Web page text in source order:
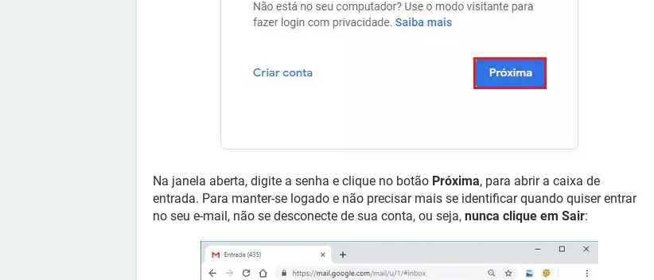
Na janela aberta, digite a senha e clique no botão Próxima, para abrir a caixa de
entrada. Para manter-se logado e não precisar mais se identificar quando quiser entrar
no seu e-mail, não se desconecte de sua conta, ou seja, nunca clique em Sair: